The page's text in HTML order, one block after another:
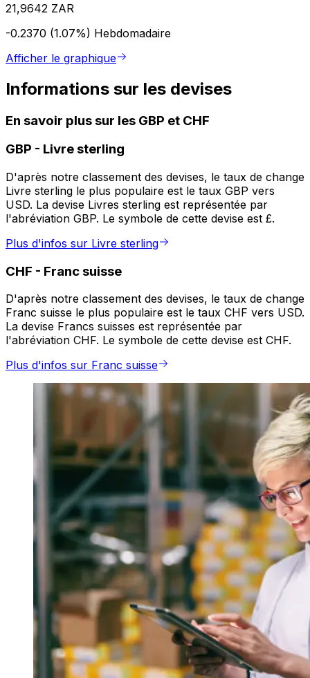
21,9642 ZAR
-0.2370 (1.07%) Hebdomadaire
Afficher le graphique
Informations sur les devises
En savoir plus sur les GBP et CHF
GBP - Livre sterling
D'après notre classement des devises, le taux de change
Livre sterling le plus populaire est le taux GBP vers
USD. La devise Livres sterling est représentée par
l'abréviation GBP. Le symbole de cette devise est £.
Plus d'infos sur Livre sterling
CHF - Franc suisse
D'après notre classement des devises, le taux de change
Franc suisse le plus populaire est le taux CHF vers USD.
La devise Francs suisses est représentée par
l'abréviation CHF. Le symbole de cette devise est CHF.
Plus d'infos sur Franc suisse